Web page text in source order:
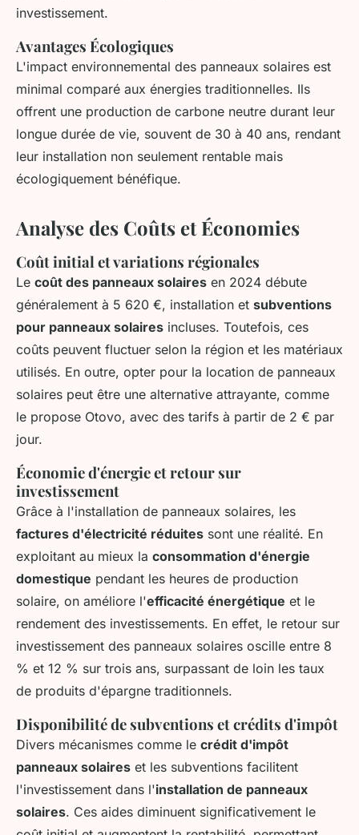
investissement.
Avantages Écologiques
L'impact environnemental des panneaux solaires est
minimal comparé aux énergies traditionnelles. Ils
offrent une production de carbone neutre durant leur
longue durée de vie, souvent de 30 à 40 ans, rendant
leur installation non seulement rentable mais
écologiquement bénéfique.
Analyse des Coûts et Économies
Coût initial et variations régionales
Le coût des panneaux solaires en 2024 débute
généralement à 5 620 €, installation et subventions
pour panneaux solaires incluses. Toutefois, ces
coûts peuvent fluctuer selon la région et les matériaux
utilisés. En outre, opter pour la location de panneaux
solaires peut être une alternative attrayante, comme
le propose Otovo, avec des tarifs à partir de 2 € par
jour.
Économie d'énergie et retour sur
investissement
Grâce à l'installation de panneaux solaires, les
factures d'électricité réduites sont une réalité. En
exploitant au mieux la consommation d'énergie
domestique pendant les heures de production
solaire, on améliore l'efficacité énergétique et le
rendement des investissements. En effet, le retour sur
investissement des panneaux solaires oscille entre 8
% et 12 % sur trois ans, surpassant de loin les taux
de produits d'épargne traditionnels.
Disponibilité de subventions et crédits d'impôt
Divers mécanismes comme le crédit d'impôt
panneaux solaires et les subventions facilitent
l'investissement dans l'installation de panneaux
solaires. Ces aides diminuent significativement le